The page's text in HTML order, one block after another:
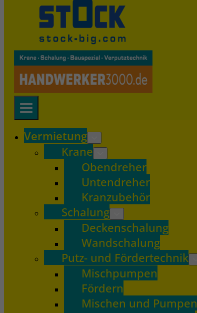
Vermietung
Krane
Obendreher
Untendreher
Kranzubehör
Schalung
Deckenschalung
Wandschalung
Putz- und Fördertechnik
Mischpumpen
Fördern
Mischen und Pumpen